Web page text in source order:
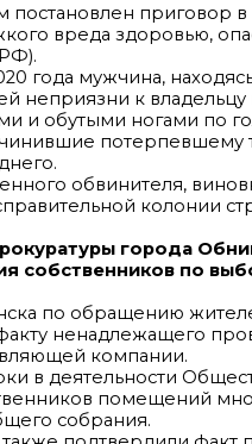
приговор
вреда здоровью,
года мужчина,
неприязни к
и обутыми ногами по
обвинителя,
колонии
города
собственников по
по обращению
ненадлежащего
компании.
в деятельности
помещений
собрания.